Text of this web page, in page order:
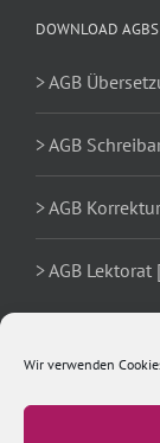
Wir verwenden
DOWNLOAD AGBS
> AGB
> AGB
> AGB
> AGB Lektorat